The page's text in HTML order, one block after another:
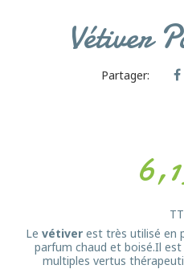
Vétiver
Partager:
Le vétiver est très utilisé en
parfum chaud et boisé.Il
multiples vertus